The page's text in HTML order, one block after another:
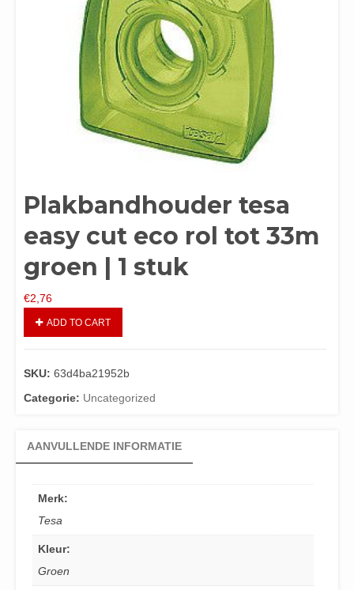
Plakbandhouder tesa
easy cut eco rol tot 33m
groen | 1 stuk
€2,76
ADD TO CART
SKU: 63d4ba21952b
Categorie: Uncategorized
AANVULLENDE INFORMATIE
Merk:
Tesa
Kleur:
Groen